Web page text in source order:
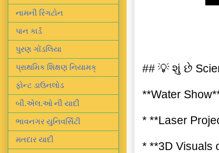
## 💡 શું છે
**Water
* **Laser
* **3D Visuals
નામની રિંગટોન
પાન કાર્ડ
પુરણ ગોંડલિયા
પ્રાથમિક શિક્ષણ નિયામક્
ફોન્ટ ડાઉનલોડ
બી.એલ.ઓ ની યાદી
ભાવનગર યુનિવર્સિટી
મતદાર યાદી